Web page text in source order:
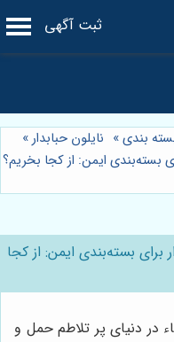
ثبت آگهی
بندی» نایلون حبابدار»
بسته‌بندی ایمن: از کجا بخریم؟
برای بسته‌بندی ایمن: از کجا
در دنیای پر تلاطم حمل و